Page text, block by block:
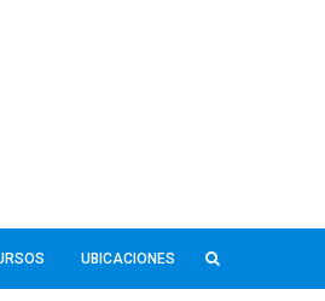
UBICACIONES